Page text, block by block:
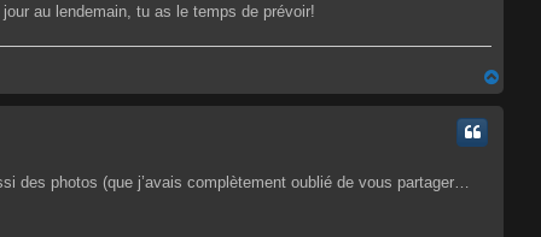
au lendemain, tu as le temps de prévoir!
des photos (que j’avais complètement oublié de vous partager…